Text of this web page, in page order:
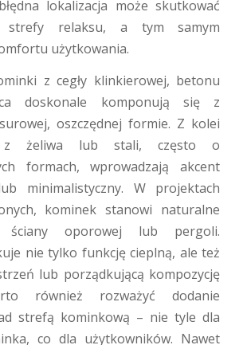
lokalizacja może skutkować
strefy relaksu, a tym samym
użytkowania.
z cegły klinkierowej, betonu
doskonale komponują się z
oszczędnej formie. Z kolei
z żeliwa lub stali, często o
formach, wprowadzają akcent
minimalistyczny. W projektach
kominek stanowi naturalne
ściany oporowej lub pergoli.
nie tylko funkcję cieplną, ale też
lub porządkującą kompozycję
również rozważyć dodanie
strefą kominkową – nie tyle dla
co dla użytkowników. Nawet